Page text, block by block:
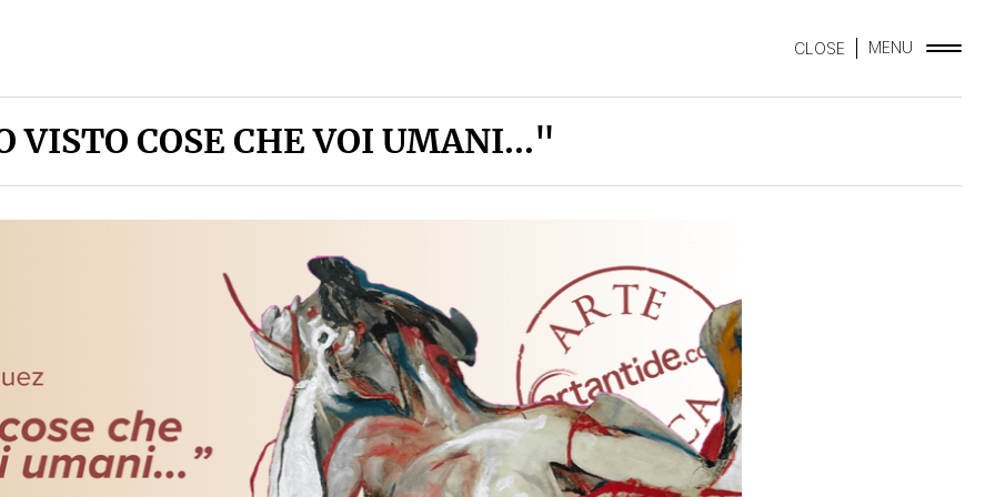
CLOSE MENU
VISTO COSE CHE VOI UMANI..."